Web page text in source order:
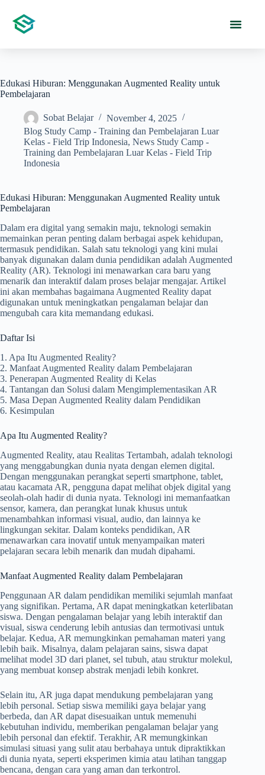
Edukasi Hiburan: Menggunakan Augmented Reality untuk
Pembelajaran
Sobat Belajar
November 4, 2025
Blog Study Camp - Training dan Pembelajaran Luar
Kelas - Field Trip Indonesia, News Study Camp -
Training dan Pembelajaran Luar Kelas - Field Trip
Indonesia
Edukasi Hiburan: Menggunakan Augmented Reality untuk
Pembelajaran
Dalam era digital yang semakin maju, teknologi semakin
memainkan peran penting dalam berbagai aspek kehidupan,
termasuk pendidikan. Salah satu teknologi yang kini mulai
banyak digunakan dalam dunia pendidikan adalah Augmented
Reality (AR). Teknologi ini menawarkan cara baru yang
menarik dan interaktif dalam proses belajar mengajar. Artikel
ini akan membahas bagaimana Augmented Reality dapat
digunakan untuk meningkatkan pengalaman belajar dan
mengubah cara kita memandang edukasi.
Daftar Isi
1. Apa Itu Augmented Reality?
2. Manfaat Augmented Reality dalam Pembelajaran
3. Penerapan Augmented Reality di Kelas
4. Tantangan dan Solusi dalam Mengimplementasikan AR
5. Masa Depan Augmented Reality dalam Pendidikan
6. Kesimpulan
Apa Itu Augmented Reality?
Augmented Reality, atau Realitas Tertambah, adalah teknologi
yang menggabungkan dunia nyata dengan elemen digital.
Dengan menggunakan perangkat seperti smartphone, tablet,
atau kacamata AR, pengguna dapat melihat objek digital yang
seolah-olah hadir di dunia nyata. Teknologi ini memanfaatkan
sensor, kamera, dan perangkat lunak khusus untuk
menambahkan informasi visual, audio, dan lainnya ke
lingkungan sekitar. Dalam konteks pendidikan, AR
menawarkan cara inovatif untuk menyampaikan materi
pelajaran secara lebih menarik dan mudah dipahami.
Manfaat Augmented Reality dalam Pembelajaran
Penggunaan AR dalam pendidikan memiliki sejumlah manfaat
yang signifikan. Pertama, AR dapat meningkatkan keterlibatan
siswa. Dengan pengalaman belajar yang lebih interaktif dan
visual, siswa cenderung lebih antusias dan termotivasi untuk
belajar. Kedua, AR memungkinkan pemahaman materi yang
lebih baik. Misalnya, dalam pelajaran sains, siswa dapat
melihat model 3D dari planet, sel tubuh, atau struktur molekul,
yang membuat konsep abstrak menjadi lebih konkret.
Selain itu, AR juga dapat mendukung pembelajaran yang
lebih personal. Setiap siswa memiliki gaya belajar yang
berbeda, dan AR dapat disesuaikan untuk memenuhi
kebutuhan individu, memberikan pengalaman belajar yang
lebih personal dan efektif. Terakhir, AR memungkinkan
simulasi situasi yang sulit atau berbahaya untuk dipraktikkan
di dunia nyata, seperti eksperimen kimia atau latihan tanggap
bencana, dengan cara yang aman dan terkontrol.